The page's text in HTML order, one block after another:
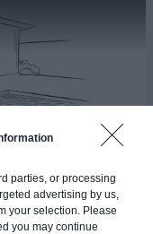
parties, or processing
advertising by us,
your selection. Please
you may continue